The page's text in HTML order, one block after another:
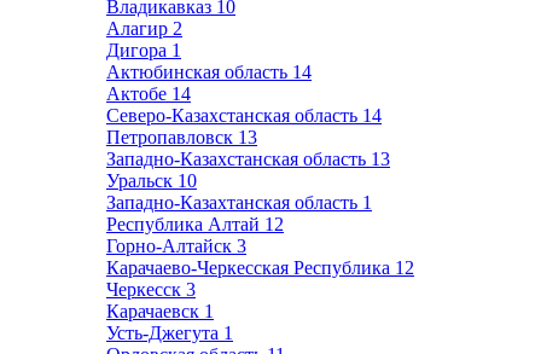
Владикавказ 10
Алагир 2
Дигора 1
Актюбинская область 14
Актобе 14
Северо-Казахстанская область 14
Петропавловск 13
Западно-Казахстанская область 13
Уральск 10
Западно-Казахтанская область 1
Республика Алтай 12
Горно-Алтайск 3
Карачаево-Черкесская Республика 12
Черкесск 3
Карачаевск 1
Усть-Джегута 1